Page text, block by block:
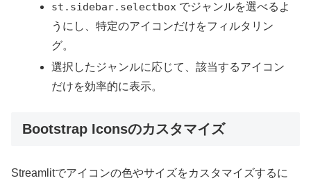
st.sidebar.selectbox でジャンルを選べるよ
うにし、特定のアイコンだけをフィルタリン
グ。
選択したジャンルに応じて、該当するアイコン
だけを効率的に表示。
Bootstrap Iconsのカスタマイズ
Streamlitでアイコンの色やサイズをカスタマイズするに